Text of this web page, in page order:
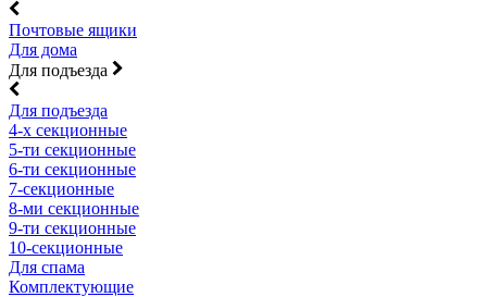
Почтовые ящики
Для дома
Для подъезда
Для подъезда
4-х секционные
5-ти секционные
6-ти секционные
7-секционные
8-ми секционные
9-ти секционные
10-секционные
Для спама
Комплектующие